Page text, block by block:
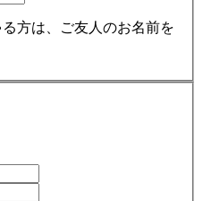
方は、ご友人のお名前を